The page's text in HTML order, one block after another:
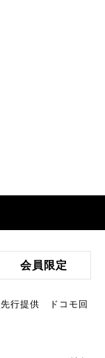
会員限定
先行提供 ドコモ回